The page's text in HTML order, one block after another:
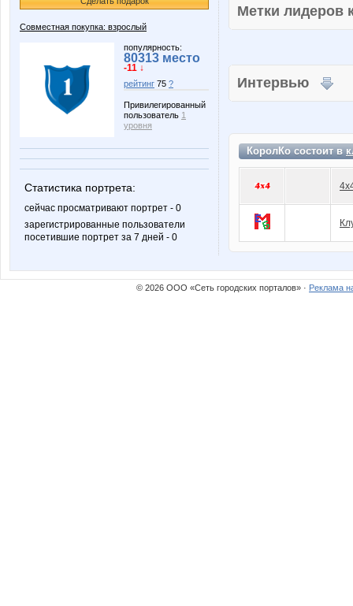
Совместная покупка: взрослый
популярность:
80313 место
-11 ↓
рейтинг 75 ?
Привилегированный
пользователь 1
уровня
Статистика портрета:
сейчас просматривают портрет - 0
зарегистрированные пользователи
посетившие портрет за 7 дней - 0
Метки
Интервью
КоролКо состоит в
© 2026 ООО «Сеть городских порталов» · Реклама